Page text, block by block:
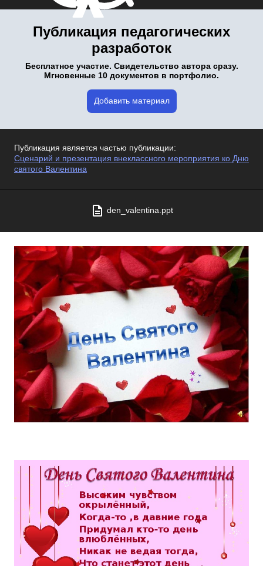
Публикация педагогических
разработок
Бесплатное участие. Свидетельство автора сразу.
Мгновенные 10 документов в портфолио.
Добавить материал
Публикация является частью публикации:
Сценарий и презентация внеклассного мероприятия ко Дню
святого Валентина
den_valentina.ppt